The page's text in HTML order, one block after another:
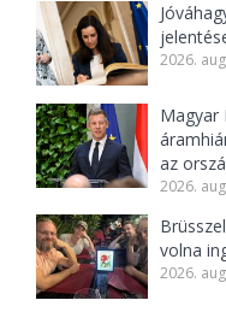
2026.
Magyar
az
2026.
volna
2026.